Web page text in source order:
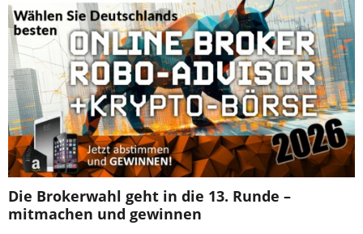
Die Brokerwahl geht in die 13. Runde –
mitmachen und gewinnen